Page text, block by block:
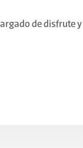
de disfrute y